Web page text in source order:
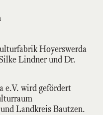
Hoyerswerda
Lindner und Dr.
e.V. wird gefördert
Landkreis Bautzen.